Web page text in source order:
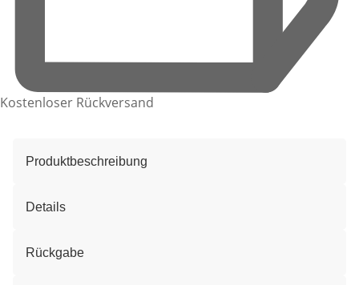
Kostenloser Rückversand
Produktbeschreibung
Details
Rückgabe